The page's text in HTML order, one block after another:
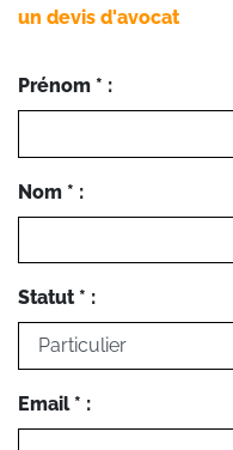
un devis d'avocat
Prénom * :
Nom * :
Statut * :
Email * :